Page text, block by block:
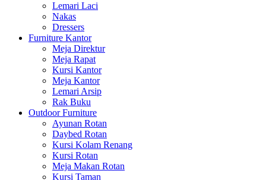
Lemari Laci
Nakas
Dressers
Furniture Kantor
Meja Direktur
Meja Rapat
Kursi Kantor
Meja Kantor
Lemari Arsip
Rak Buku
Outdoor Furniture
Ayunan Rotan
Daybed Rotan
Kursi Kolam Renang
Kursi Rotan
Meja Makan Rotan
Kursi Taman